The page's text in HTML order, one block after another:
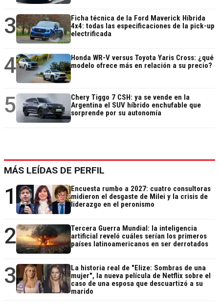
3
Ficha técnica de la Ford Maverick Híbrida
4x4: todas las especificaciones de la pick-up
electrificada
4
Honda WR-V versus Toyota Yaris Cross: ¿qué
modelo ofrece más en relación a su precio?
5
Chery Tiggo 7 CSH: ya se vende en la
Argentina el SUV híbrido enchufable que
sorprende por su autonomía
MÁS LEÍDAS DE PERFIL
1
Encuesta rumbo a 2027: cuatro consultoras
midieron el desgaste de Milei y la crisis de
liderazgo en el peronismo
2
Tercera Guerra Mundial: la inteligencia
artificial reveló cuáles serían los primeros
países latinoamericanos en ser derrotados
3
La historia real de "Elize: Sombras de una
mujer", la nueva película de Netflix sobre el
caso de una esposa que descuartizó a su
marido